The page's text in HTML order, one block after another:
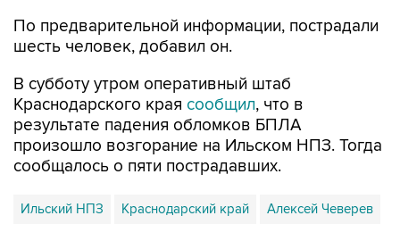
По предварительной информации, пострадали
шесть человек, добавил он.
В субботу утром оперативный штаб
Краснодарского края сообщил, что в
результате падения обломков БПЛА
произошло возгорание на Ильском НПЗ. Тогда
сообщалось о пяти пострадавших.
Ильский НПЗ Краснодарский край Алексей Чеверев